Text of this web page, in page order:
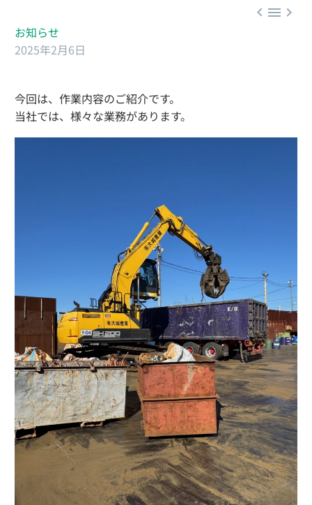
  
お知らせ
2025年2月6日
今回は、作業内容のご紹介です。
当社では、様々な業務があります。